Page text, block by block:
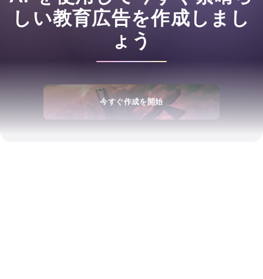
しい教育広告を作成しまし
ょう
今すぐ作成を開始